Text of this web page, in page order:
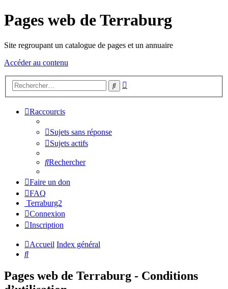
Pages web de Terraburg
Site regroupant un catalogue de pages et un annuaire
Accéder au contenu
Rechercher
Raccourcis
Sujets sans réponse
Sujets actifs
Rechercher
Faire un don
FAQ
Terraburg2
Connexion
Inscription
Accueil Index général
Rechercher
Pages web de Terraburg - Conditions